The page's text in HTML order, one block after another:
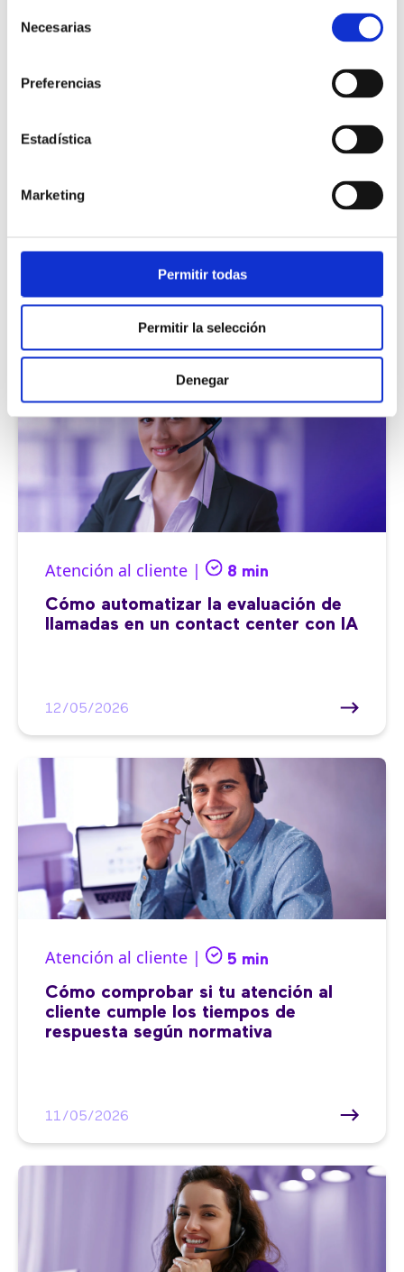
Necesarias
Preferencias
Estadística
Marketing
Permitir todas
Permitir la selección
Denegar
Atención al cliente | 8 min
Cómo automatizar la evaluación de
llamadas en un contact center con IA
12/05/2026
Atención al cliente | 5 min
Cómo comprobar si tu atención al
cliente cumple los tiempos de
respuesta según normativa
11/05/2026